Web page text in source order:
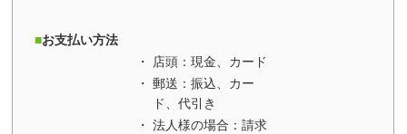
お支払い方法
店頭：現金、カード
郵送：振込、カー
ド、代引き
法人様の場合：請求